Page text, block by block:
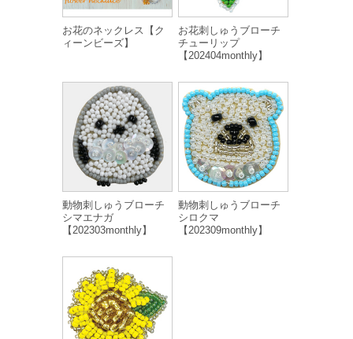
お花のネックレス【ク
ィーンビーズ】
お花刺しゅうブローチ
チューリップ
【202404monthly】
動物刺しゅうブローチ
シマエナガ
【202303monthly】
動物刺しゅうブローチ
シロクマ
【202309monthly】